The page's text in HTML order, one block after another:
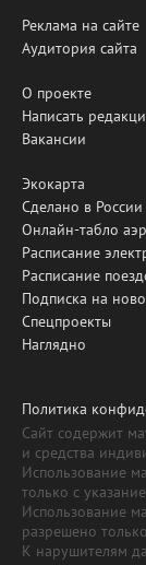
Реклама на сайте
Аудитория сайта
О проекте
Написать
Вакансии
Экокарта
Сделано в России
Онлайн-табло
Расписание
Расписание
Подписка на
Спецпроекты
Наглядно
Политика
Сайт содержит
и средства
Использование
только с
Использование
разрешено
К нарушителям